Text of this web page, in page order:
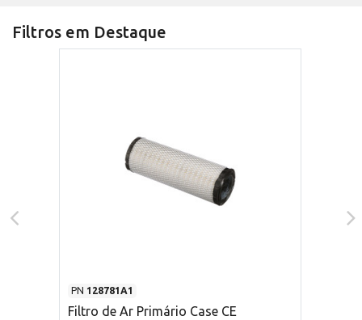
Filtros em Destaque
PN 128781A1
Filtro de Ar Primário Case CE